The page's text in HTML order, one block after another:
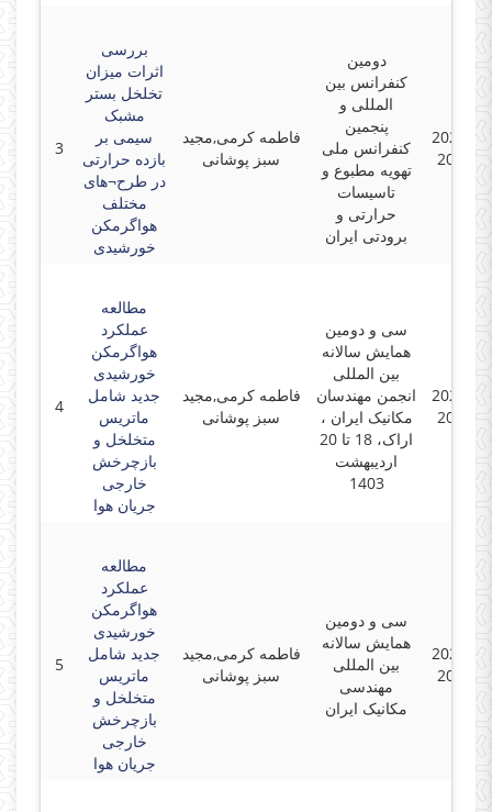
3
بررسی
اثرات میزان
تخلخل بستر
مشبک
سیمی بر
بازده حرارتی
در طرح¬های
مختلف
هواگرمکن
خورشیدی
فاطمه کرمی,مجید
سبز پوشانی
دومین
کنفرانس بین
المللی و
پنجمین
کنفرانس ملی
تهویه مطبوع و
تاسیسات
حرارتی و
برودتی ایران
2024-
2024-
4
مطالعه
عملکرد
هواگرمکن
خورشیدی
جدید شامل
ماتریس
متخلخل و
بازچرخش
خارجی
جریان هوا
فاطمه کرمی,مجید
سبز پوشانی
سی و دومین
همایش سالانه
بین المللی
انجمن مهندسان
مکانیک ایران ،
اراک، 18 تا 20
اردیبهشت
1403
2024-
2024-
5
مطالعه
عملکرد
هواگرمکن
خورشیدی
جدید شامل
ماتریس
متخلخل و
بازچرخش
خارجی
جریان هوا
فاطمه کرمی,مجید
سبز پوشانی
سی و دومین
همایش سالانه
بین المللی
مهندسی
مکانیک ایران
2024-
2024-